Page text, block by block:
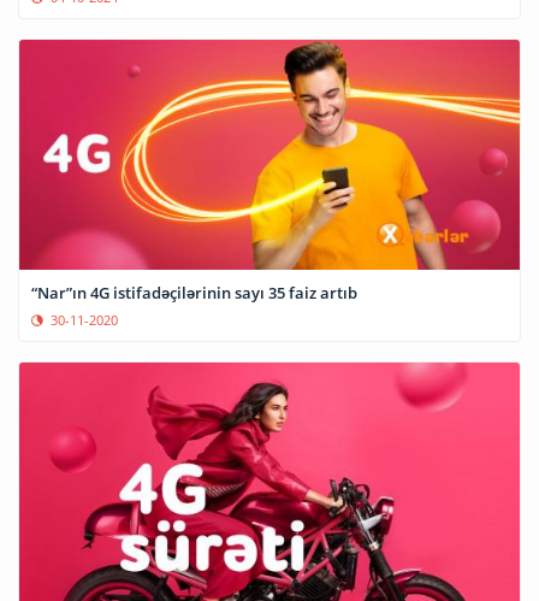
“Nar”ın 4G istifadəçilərinin sayı 35 faiz artıb
30-11-2020